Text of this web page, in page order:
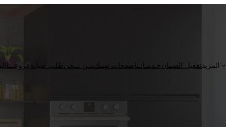
فروعــناطلب صيانةمـن نــحنصفحات تهمك خـدمـاتـناتفعيل الضمان المزيد